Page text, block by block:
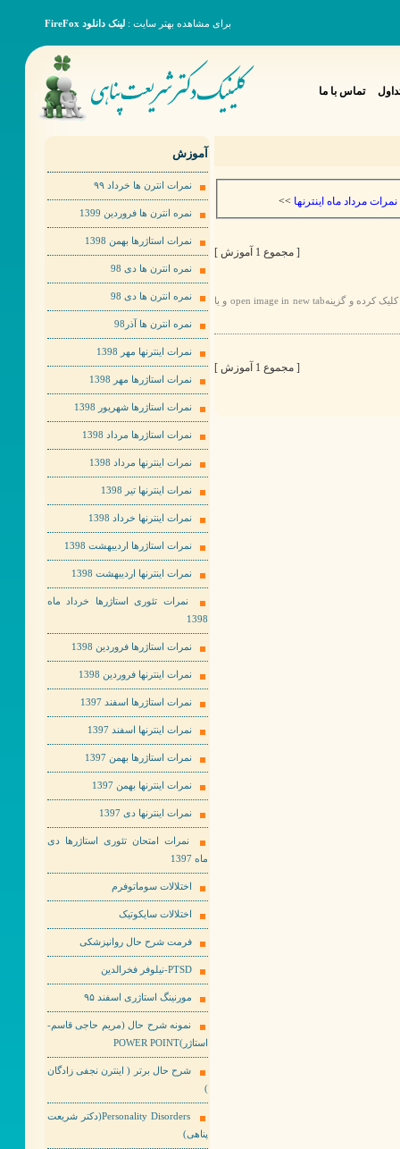
برای مشاهده بهتر سایت : لینک دانلود FireFox
تماس با ما
نمرات مرداد ماه اینترنها >>
[ مجموع 1 آموزش ]
برای مشاهده عکس ها به صورت بهتر لطفا روی عکس مورد نظر راست کلیک کرده و گزینهopen image in new tab و یا
[ مجموع 1 آموزش ]
آموزش
نمرات انترن ها خرداد ٩٩
نمره انترن ها فروردین 1399
نمرات استاژرها بهمن 1398
نمره انترن ها دی 98
نمره انترن ها دی 98
نمره انترن ها آذر98
نمرات اینترنها مهر 1398
نمرات استاژرها مهر 1398
نمرات استاژرها شهریور 1398
نمرات استاژرها مرداد 1398
نمرات اینترنها مرداد 1398
نمرات اینترنها تیر 1398
نمرات اینترنها خرداد 1398
نمرات استاژرها اردیبهشت 1398
نمرات اینترنها اردیبهشت 1398
نمرات تئوری استاژرها خرداد ماه
1398
نمرات استاژرها فروردین 1398
نمرات اینترنها فروردین 1398
نمرات استاژرها اسفند 1397
نمرات اینترنها اسفند 1397
نمرات استاژرها بهمن 1397
نمرات اینترنها بهمن 1397
نمرات اینترنها دی 1397
نمرات امتحان تئوری استاژرها دی
ماه 1397
اختلالات سوماتوفرم
اختلالات سایکوتیک
فرمت شرح حال روانپزشکی
PTSD-نیلوفر فخرالدین
مورنینگ استاژری اسفند ۹۵
نمونه شرح حال (مریم حاجی قاسم-
استاژر)POWER POINT
شرح حال برتر ( اینترن نجفی زادگان
)
Personality Disorders(دکتر شریعت
پناهی)